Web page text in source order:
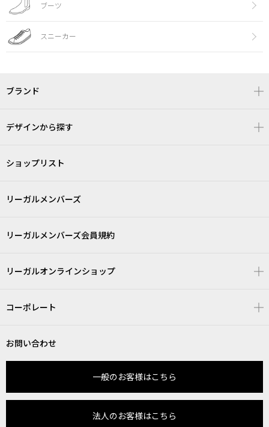
ブーツ
スニーカー
ブランド
デザインから探す
ショップリスト
リーガルメンバーズ
リーガルメンバーズ会員規約
リーガルオンラインショップ
コーポレート
お問い合わせ
一般のお客様はこちら
法人のお客様はこちら